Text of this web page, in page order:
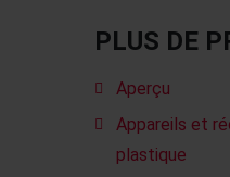
PLUS DE
Aperçu
Appareils et
plastique